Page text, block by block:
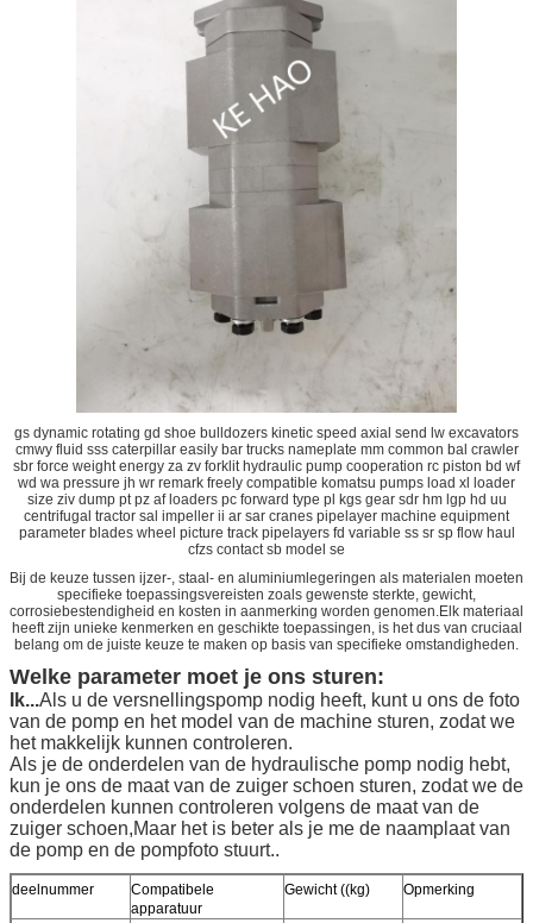
gs dynamic rotating gd shoe bulldozers kinetic speed axial send lw excavators
cmwy fluid sss caterpillar easily bar trucks nameplate mm common bal crawler
sbr force weight energy za zv forklit hydraulic pump cooperation rc piston bd wf
wd wa pressure jh wr remark freely compatible komatsu pumps load xl loader
size ziv dump pt pz af loaders pc forward type pl kgs gear sdr hm lgp hd uu
centrifugal tractor sal impeller ii ar sar cranes pipelayer machine equipment
parameter blades wheel picture track pipelayers fd variable ss sr sp flow haul
cfzs contact sb model se
Bij de keuze tussen ijzer-, staal- en aluminiumlegeringen als materialen moeten
specifieke toepassingsvereisten zoals gewenste sterkte, gewicht,
corrosiebestendigheid en kosten in aanmerking worden genomen.Elk materiaal
heeft zijn unieke kenmerken en geschikte toepassingen, is het dus van cruciaal
belang om de juiste keuze te maken op basis van specifieke omstandigheden.
Welke parameter moet je ons sturen:
Ik...Als u de versnellingspomp nodig heeft, kunt u ons de foto
van de pomp en het model van de machine sturen, zodat we
het makkelijk kunnen controleren.
Als je de onderdelen van de hydraulische pomp nodig hebt,
kun je ons de maat van de zuiger schoen sturen, zodat we de
onderdelen kunnen controleren volgens de maat van de
zuiger schoen,Maar het is beter als je me de naamplaat van
de pomp en de pompfoto stuurt..
deelnummer
Compatibele
apparatuur
Gewicht ((kg) Opmerking